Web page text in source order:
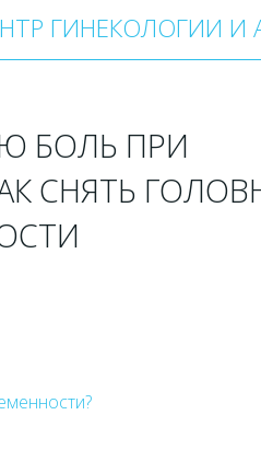
ГИНЕКОЛОГИИ И
БОЛЬ ПРИ
СНЯТЬ